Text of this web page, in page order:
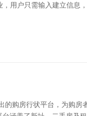
用户只需输入建立信息
购房行状平台，为购房